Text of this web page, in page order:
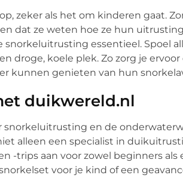
zeker als het om kinderen gaat.
dat ze weten hoe ze hun
snorkeluitrusting essentieel. Spoel
droge, koele plek. Zo zorg je
kunnen genieten van hun
duikwereld.nl
snorkeluitrusting en de
alleen een specialist in
-trips aan voor zowel beginners als
voor je kind of een